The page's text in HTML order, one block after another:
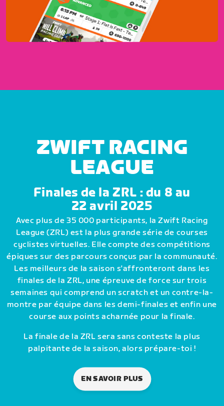
ZWIFT RACING
LEAGUE
Finales de la ZRL : du 8 au
22 avril 2025
Avec plus de 35 000 participants, la Zwift Racing
League (ZRL) est la plus grande série de courses
cyclistes virtuelles. Elle compte des compétitions
épiques sur des parcours conçus par la communauté.
Les meilleurs de la saison s'affronteront dans les
finales de la ZRL, une épreuve de force sur trois
semaines qui comprend un scratch et un contre-la-
montre par équipe dans les demi-finales et enfin une
course aux points acharnée pour la finale.
La finale de la ZRL sera sans conteste la plus
palpitante de la saison, alors prépare-toi !
EN SAVOIR PLUS